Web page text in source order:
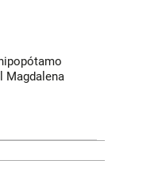
Magdalena